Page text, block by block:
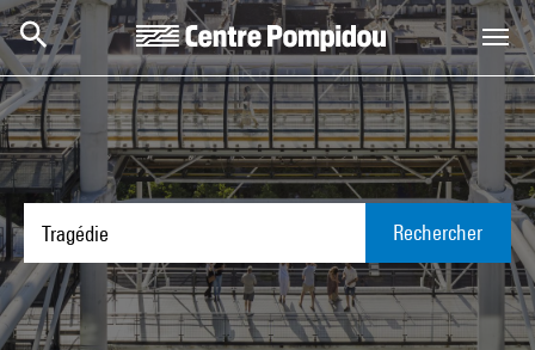
Aller au contenu principal
Centre Pompidou
Rechercher